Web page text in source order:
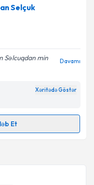
Selçuk
Səlcuqdan min
Davamı
Xəritədə Göstər
Et
Bu mütəxəssisdən
olduqda e-poçt